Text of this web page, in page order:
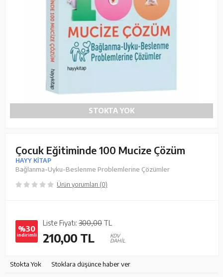
STOKTA YOK
Çocuk Eğitiminde 100 Mucize Çözüm
HAYY KİTAP
Bağlanma-Uyku-Beslenme Problemlerine Çözümler
Ürün yorumları (0)
%30
indirimli
Liste Fiyatı: 300,00 TL
210,00 TL
KDV
DAHİL
Stokta Yok Stoklara düşünce haber ver